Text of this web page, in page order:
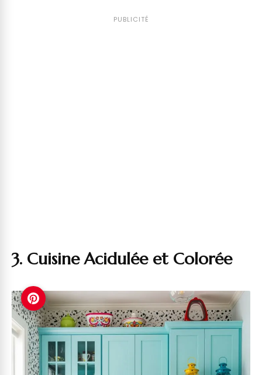
PUBLICITÉ
3. Cuisine Acidulée et Colorée